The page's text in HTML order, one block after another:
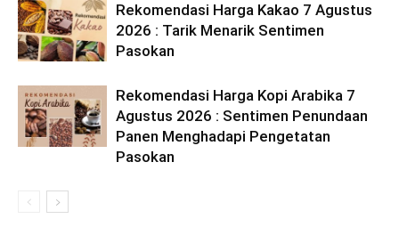
Rekomendasi Harga Kakao 7 Agustus
2026 : Tarik Menarik Sentimen
Pasokan
Rekomendasi Harga Kopi Arabika 7
Agustus 2026 : Sentimen Penundaan
Panen Menghadapi Pengetatan
Pasokan